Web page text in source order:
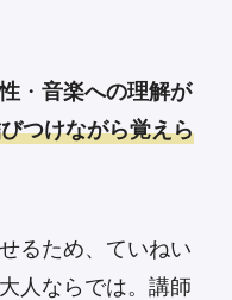
・ 音楽への理解が
つけながら覚えら
るため、ていねい
人ならでは。講師